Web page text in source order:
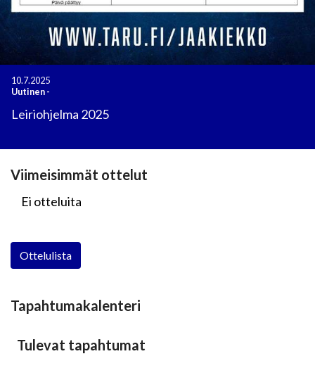
10.7.2025
Uutinen-
Leiriohjelma 2025
Viimeisimmät ottelut
Ei otteluita
Ottelulista
Tapahtumakalenteri
Tulevat tapahtumat